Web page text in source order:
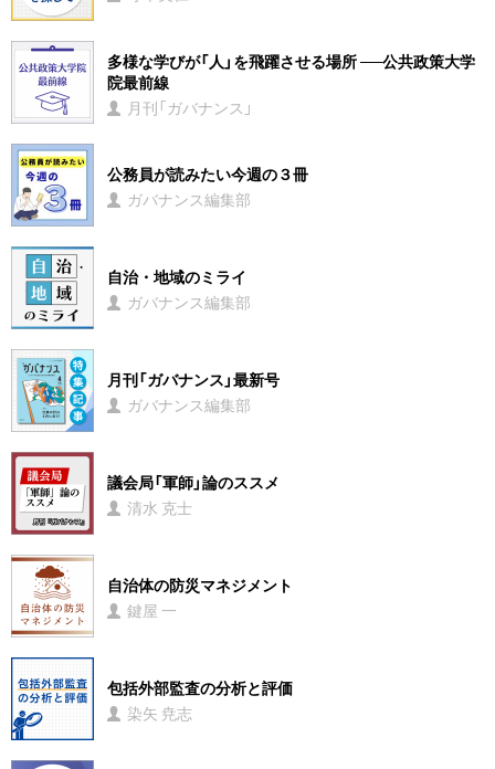
多様な学びが「人」を飛躍させる場所 ──公共政策大学
院最前線
月刊「ガバナンス」
公務員が読みたい今週の３冊
ガバナンス編集部
自治・地域のミライ
ガバナンス編集部
月刊「ガバナンス」最新号
ガバナンス編集部
議会局「軍師」論のススメ
清水 克士
自治体の防災マネジメント
鍵屋 一
包括外部監査の分析と評価
染矢 尭志